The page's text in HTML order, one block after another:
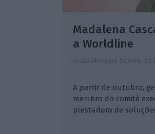
Madalena
a Worldline
Joana Abrantes Gomes, 30
A partir de outubro,
membro do comité
prestadora de